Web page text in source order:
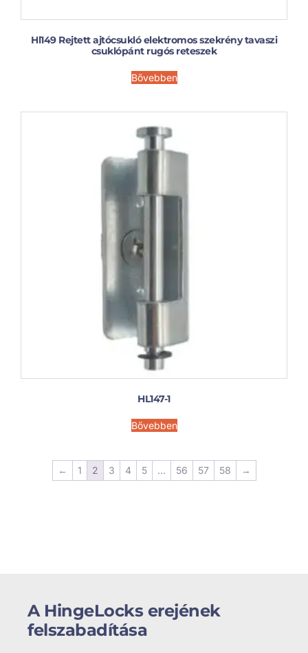
Hl149 Rejtett ajtócsukló elektromos szekrény tavaszi
csuklópánt rugós reteszek
Bővebben
HL147-1
Bővebben
← 1 2 3 4 5 ... 56 57 58 →
A HingeLocks erejének
felszabadítása